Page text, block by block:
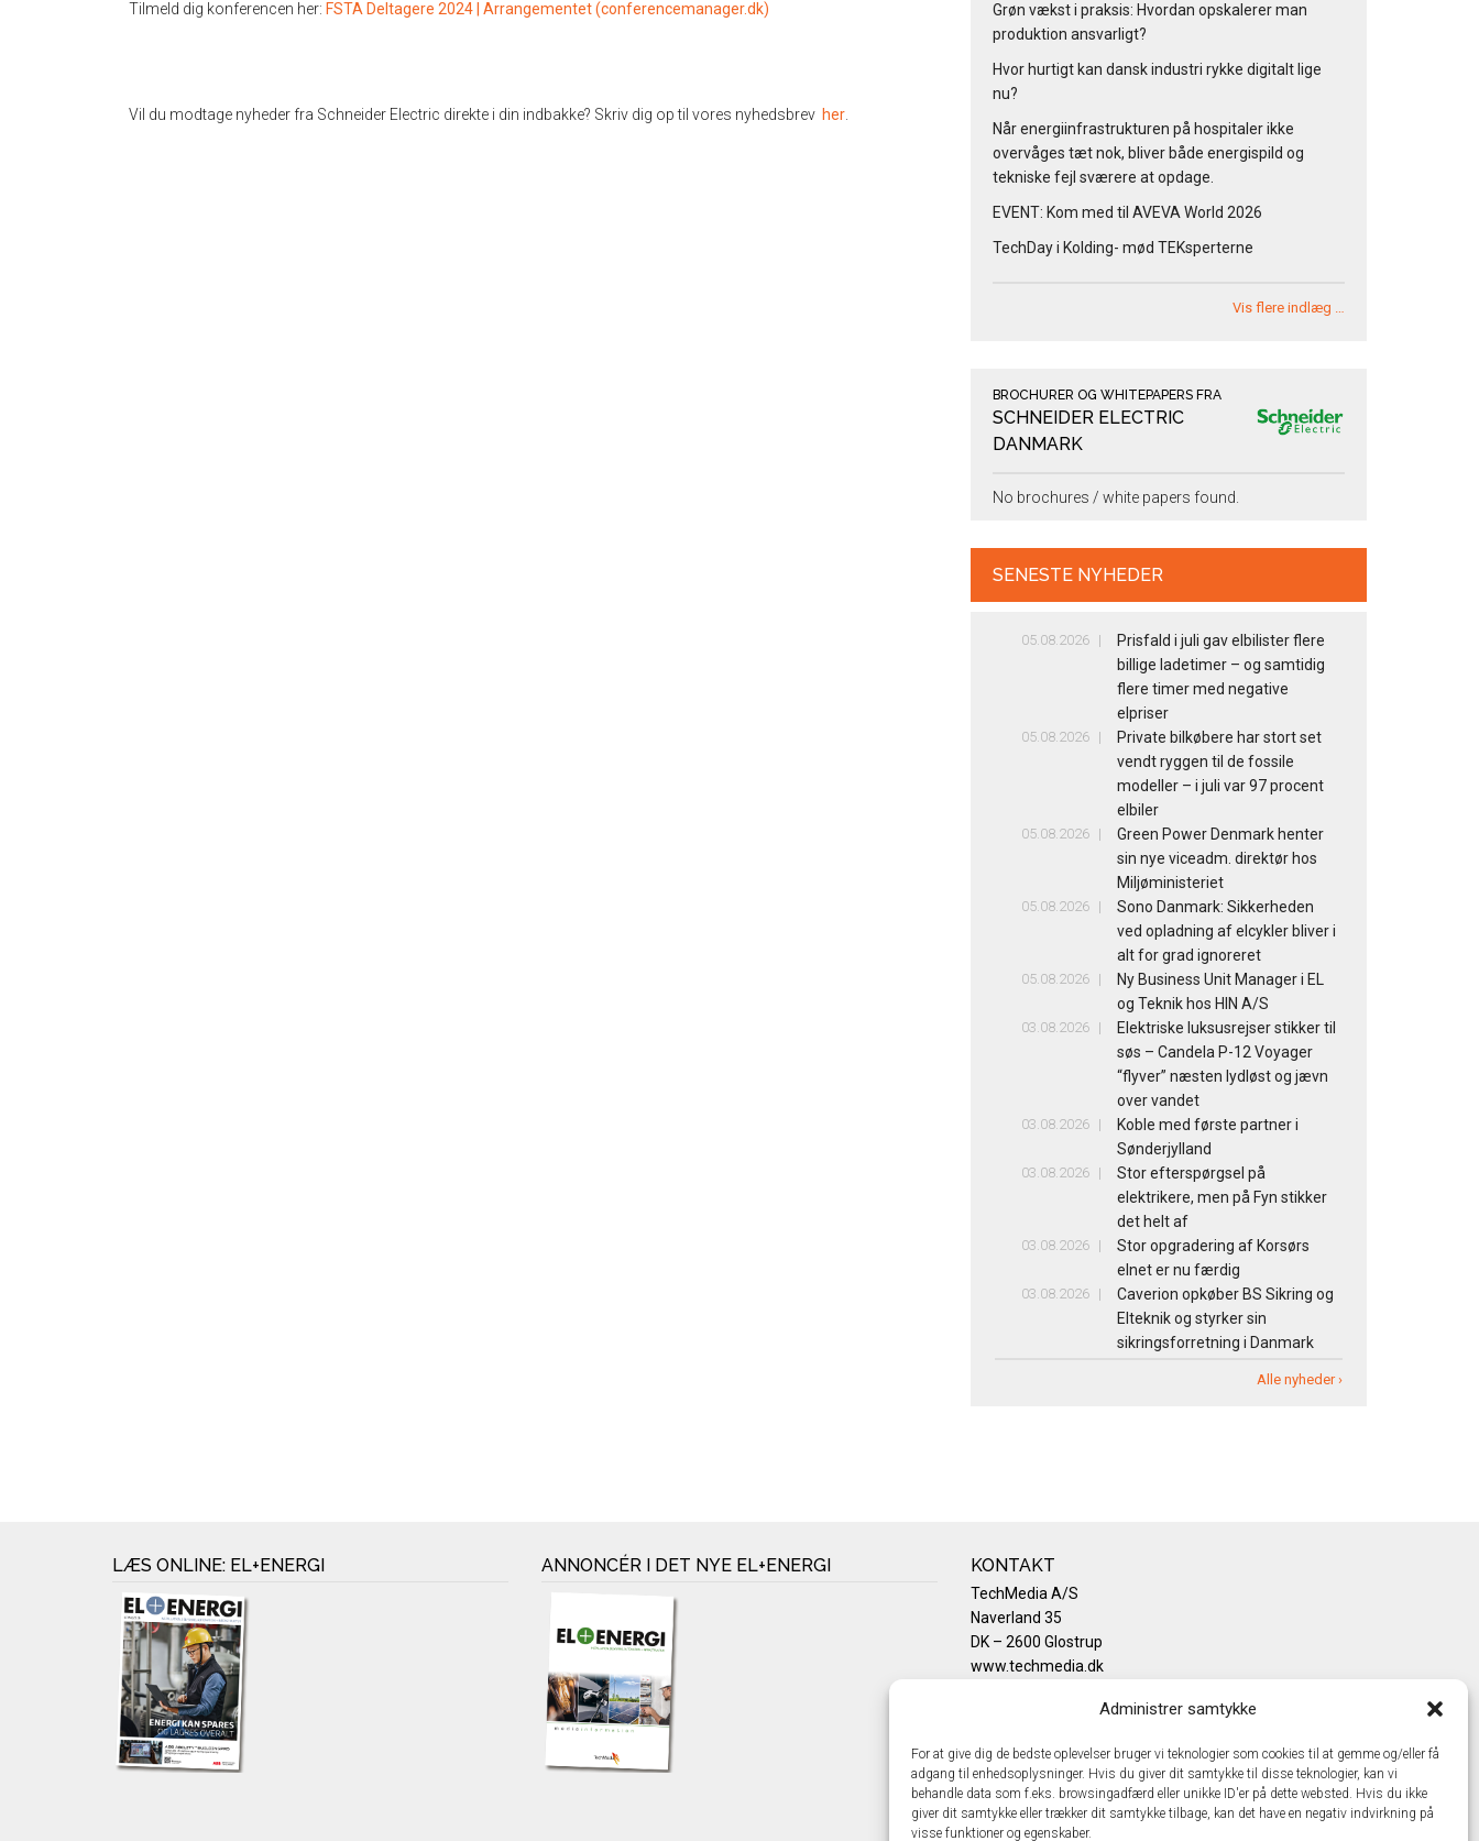
Administrer samtykke
For at give dig de bedste oplevelser bruger vi teknologier som cookies til at gemme og/eller få
adgang til enhedsoplysninger. Hvis du giver dit samtykke til disse teknologier, kan vi
behandle data som f.eks. browsingadfærd eller unikke ID'er på dette websted. Hvis du ikke
giver dit samtykke eller trækker dit samtykke tilbage, kan det have en negativ indvirkning på
visse funktioner og egenskaber.
Tilmeld dig konferencen her: FSTA Deltagere 2024 | Arrangementet (conferencemanager.dk)
Vil du modtage nyheder fra Schneider Electric direkte i din indbakke? Skriv dig op til vores nyhedsbrev her
Grøn vækst i praksis: Hvordan opskalerer man
produktion ansvarligt?
Hvor hurtigt kan dansk industri rykke digitalt lige
nu?
Når energiinfrastrukturen på hospitaler ikke
overvåges tæt nok, bliver både energispild og
tekniske fejl sværere at opdage.
EVENT: Kom med til AVEVA World 2026
TechDay i Kolding- mød TEKsperterne
Vis flere indlæg …
BROCHURER OG WHITEPAPERS FRA
SCHNEIDER ELECTRIC
DANMARK
No brochures / white papers found.
SENESTE NYHEDER
05.08.2026
Prisfald i juli gav elbilister flere
billige ladetimer – og samtidig
flere timer med negative
elpriser
05.08.2026
Private bilkøbere har stort set
vendt ryggen til de fossile
modeller – i juli var 97 procent
elbiler
05.08.2026
Green Power Denmark henter
sin nye viceadm. direktør hos
Miljøministeriet
05.08.2026
Sono Danmark: Sikkerheden
ved opladning af elcykler bliver i
alt for grad ignoreret
05.08.2026
Ny Business Unit Manager i EL
og Teknik hos HIN A/S
03.08.2026
Elektriske luksusrejser stikker til
søs – Candela P-12 Voyager
“flyver” næsten lydløst og jævn
over vandet
03.08.2026
Koble med første partner i
Sønderjylland
03.08.2026
Stor efterspørgsel på
elektrikere, men på Fyn stikker
det helt af
03.08.2026
Stor opgradering af Korsørs
elnet er nu færdig
03.08.2026
Caverion opkøber BS Sikring og
Elteknik og styrker sin
sikringsforretning i Danmark
Alle nyheder ›
LÆS ONLINE: EL+ENERGI ANNONCÉR I DET NYE EL+ENERGI KONTAKT
TechMedia A/S
Naverland 35
DK – 2600 Glostrup
www.techmedia.dk
info@techmedia.dk
Cookiepolitik